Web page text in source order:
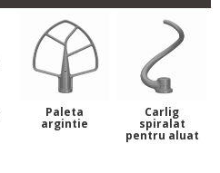
Paleta
argintie
Carlig
spiralat
pentru aluat